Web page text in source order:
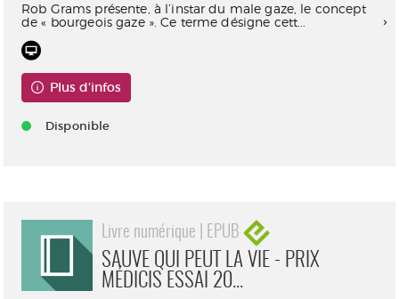
Rob Grams présente, à l’instar du male gaze, le concept
de « bourgeois gaze ». Ce terme désigne cett...
Plus d'infos
Disponible
Livre numérique | EPUB
SAUVE QUI PEUT LA VIE - PRIX
MÉDICIS ESSAI 20...